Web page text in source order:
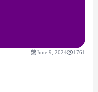
June 9, 2024 1761